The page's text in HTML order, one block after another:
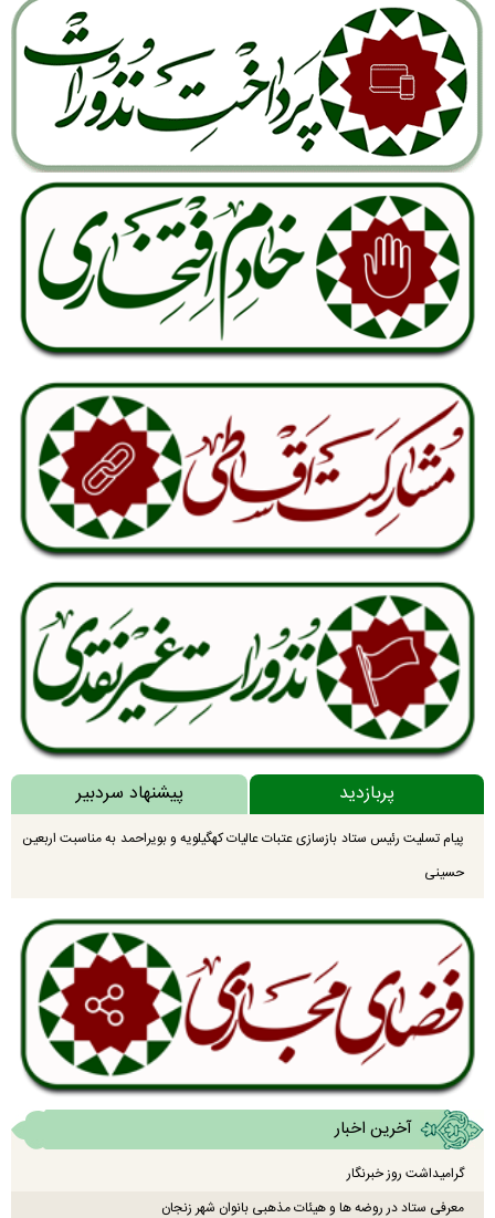
پربازدید پیشنهاد سردبیر
پیام تسلیت رئیس ستاد بازسازی عتبات عالیات کهگیلویه و بویراحمد به مناسبت اربعین
حسینی
آخرین اخبار
گرامیداشت روز خبرنگار
معرفی ستاد در روضه ها و هیئات مذهبی بانوان شهر زنجان